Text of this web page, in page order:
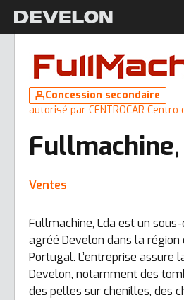
Concession secondaire
autorisé par CENTROCAR Centro
Fullmachine,
Ventes
Fullmachine, Lda est un
agréé Develon dans la région
Portugal. L’entreprise assure
Develon, notamment des
des pelles sur chenilles, des